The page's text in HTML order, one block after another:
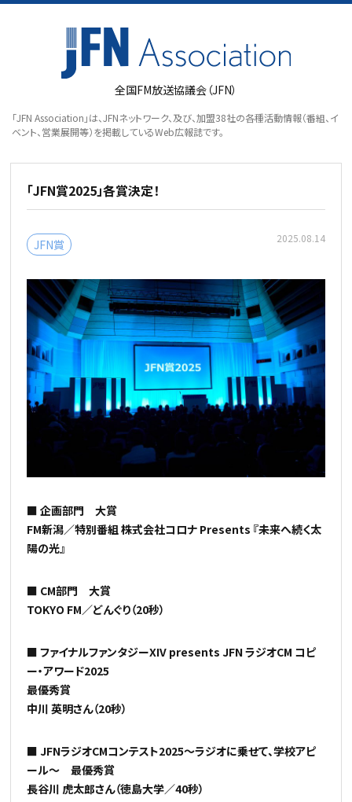
全国FM放送協議会（JFN）
「JFN Association」は、JFNネットワーク、及び、加盟38社の各種活動情報（番組、イ
ベント、営業展開等）を掲載しているWeb広報誌です。
「JFN賞2025」各賞決定！
JFN賞 2025.08.14
■ 企画部門 大賞
FM新潟／特別番組 株式会社コロナ Presents 『未来へ続く太
陽の光』
■ CM部門 大賞
TOKYO FM／どんぐり（20秒）
■ ファイナルファンタジーXIV presents JFN ラジオCM コピ
ー・アワード2025
最優秀賞
中川 英明さん（20秒）
■ JFNラジオCMコンテスト2025～ラジオに乗せて、学校アピ
ール～ 最優秀賞
長谷川 虎太郎さん（徳島大学／40秒）